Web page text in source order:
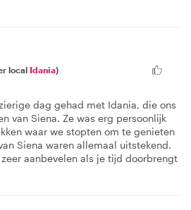
local Idania)
dag gehad met Idania, die ons
van Siena. Ze was erg persoonlijk
waar we stopten om te genieten
Siena waren allemaal uitstekend.
aanbevelen als je tijd doorbrengt